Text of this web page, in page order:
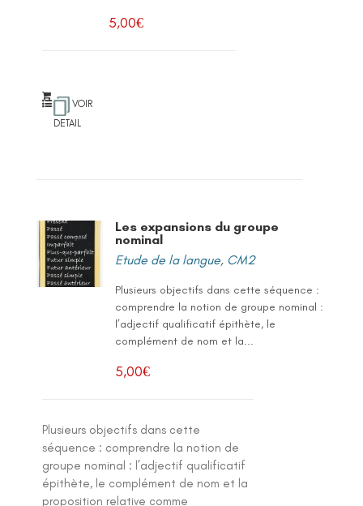
5,00€
VOIR
DETAIL
Les expansions du groupe
nominal
Etude de la langue, CM2
Plusieurs objectifs dans cette séquence :
comprendre la notion de groupe nominal :
l’adjectif qualificatif épithète, le
complément de nom et la...
5,00€
Plusieurs objectifs dans cette
séquence : comprendre la notion de
groupe nominal : l’adjectif qualificatif
épithète, le complément de nom et la
proposition relative comme